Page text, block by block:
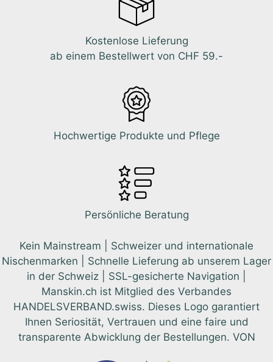
Kostenlose Lieferung
ab einem Bestellwert von CHF 59.-
Hochwertige Produkte und Pflege
Persönliche Beratung
Kein Mainstream | Schweizer und internationale
Nischenmarken | Schnelle Lieferung ab unserem Lager
in der Schweiz | SSL-gesicherte Navigation |
Manskin.ch ist Mitglied des Verbandes
HANDELSVERBAND.swiss. Dieses Logo garantiert
Ihnen Seriosität, Vertrauen und eine faire und
transparente Abwicklung der Bestellungen. VON